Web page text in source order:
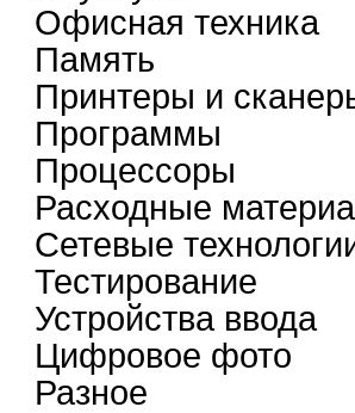
Офисная техника
Память
Принтеры и
Программы
Процессоры
Расходные
Сетевые
Тестирование
Устройства ввода
Цифровое фото
Разное